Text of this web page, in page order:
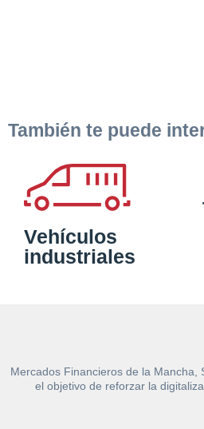
También te puede
Vehículos
industriales
Mercados Financieros de la Mancha,
el objetivo de reforzar la